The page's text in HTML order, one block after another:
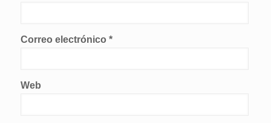
Correo electrónico *
Web